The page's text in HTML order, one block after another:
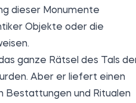
dieser Monumente
Objekte oder die
ganze Rätsel des Tals
Aber er liefert einen
Bestattungen und Ritualen